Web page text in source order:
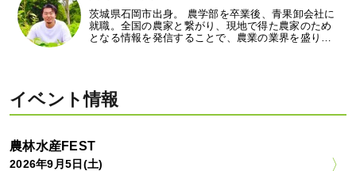
茨城県石岡市出身。 農学部を卒業後、青果卸会社に
就職。全国の農家と繋がり、現地で得た農家のため
となる情報を発信することで、農業の業界を盛り…
イベント情報
農林水産FEST
2026年9月5日(土)